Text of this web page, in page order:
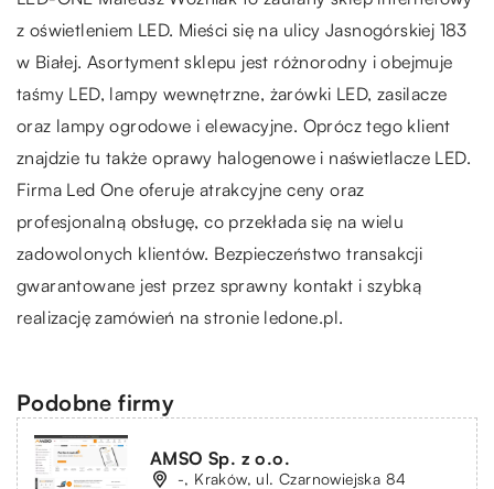
z oświetleniem LED. Mieści się na ulicy Jasnogórskiej 183
w Białej. Asortyment sklepu jest różnorodny i obejmuje
taśmy LED, lampy wewnętrzne, żarówki LED, zasilacze
oraz lampy ogrodowe i elewacyjne. Oprócz tego klient
znajdzie tu także oprawy halogenowe i naświetlacze LED.
Firma Led One oferuje atrakcyjne ceny oraz
profesjonalną obsługę, co przekłada się na wielu
zadowolonych klientów. Bezpieczeństwo transakcji
gwarantowane jest przez sprawny kontakt i szybką
realizację zamówień na stronie ledone.pl.
Podobne firmy
AMSO Sp. z o.o.
-, Kraków, ul. Czarnowiejska 84